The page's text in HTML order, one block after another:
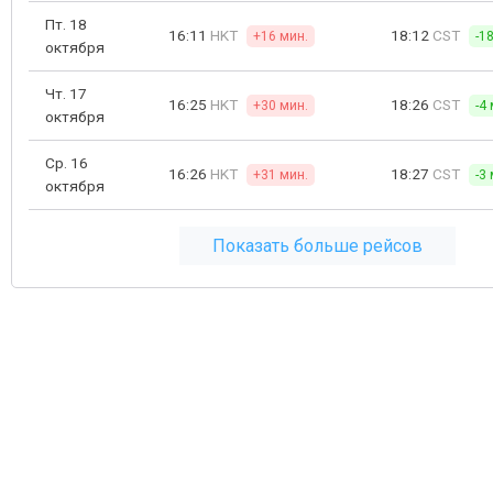
Пт. 18
октября
16:11 HKT +16 мин. 18:12 CST -
Чт. 17
октября
16:25 HKT +30 мин. 18:26 CST -4
Ср. 16
октября
16:26 HKT +31 мин. 18:27 CST -3
Показать больше рейсов